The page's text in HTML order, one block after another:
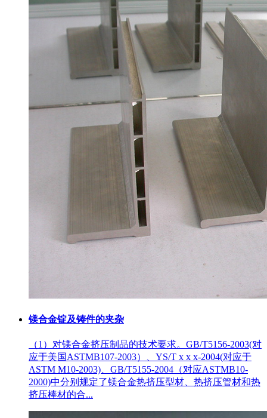
镁合金锭及铸件的夹杂
（1）对镁合金挤压制品的技术要求。GB/T5156-2003(对
应于美国ASTMB107-2003）、YS/T x x x-2004(对应于
ASTM M10-2003)、GB/T5155-2004（对应ASTMB10-
2000)中分别规定了镁合金热挤压型材、热挤压管材和热
挤压棒材的合...